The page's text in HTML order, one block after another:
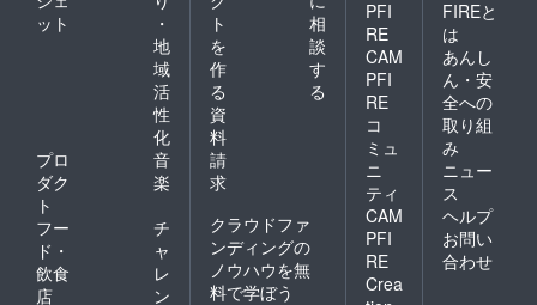
ット
・
地
域
活
性
化
プロ
ダク
ト
音
楽
フー
ド・
飲食
店
チ
ャ
レ
ン
ト
を
作
る
相
談
す
る
資
料
請
求
クラウドファ
ンディングの
ノウハウを無
料で学ぼう
PFI
RE
CAM
PFI
RE
コ
ミュ
ニ
ティ
CAM
PFI
RE
Crea
FIREと
は
あんし
ん・安
全への
取り組
み
ニュー
ス
ヘルプ
お問い
合わせ